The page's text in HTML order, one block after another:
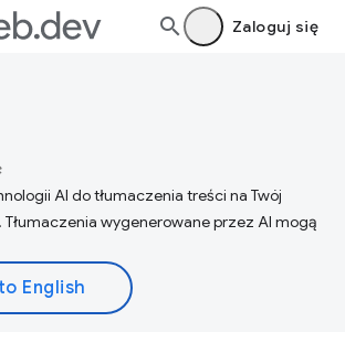
Zaloguj się
AI do tłumaczenia treści na Twój
wygenerowane przez AI mogą